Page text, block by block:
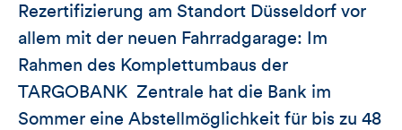
Rezertifizierung am Standort Düsseldorf vor
allem mit der neuen Fahrradgarage: Im
Rahmen des Komplettumbaus der
TARGOBANK Zentrale hat die Bank im
Sommer eine Abstellmöglichkeit für bis zu 48